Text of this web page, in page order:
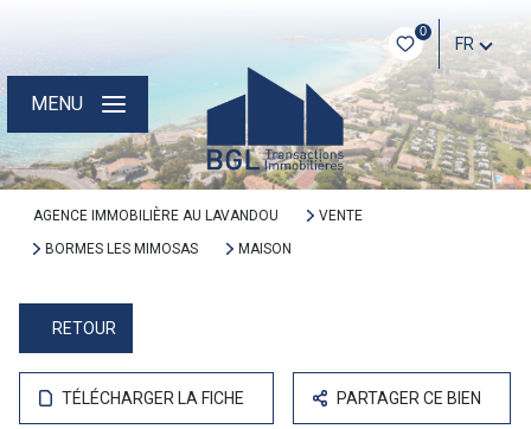
0
FR
MENU
AGENCE IMMOBILIÈRE AU LAVANDOU
VENTE
BORMES LES MIMOSAS
MAISON
RETOUR
TÉLÉCHARGER LA FICHE PARTAGER CE BIEN